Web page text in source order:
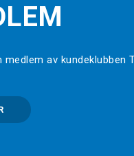
av kundeklubben